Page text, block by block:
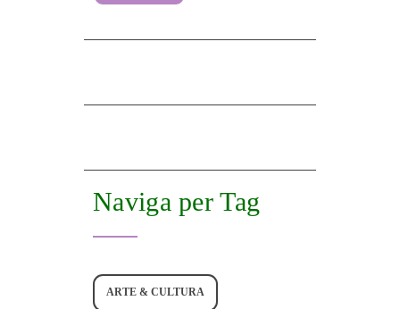
Naviga per Tag
ARTE & CULTURA